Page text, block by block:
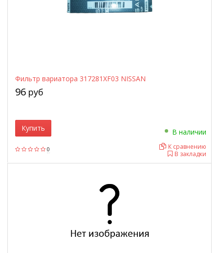
Фильтр вариатора 317281XF03 NISSAN
0
96 руб
В наличии
В закладки
К сравнению
Купить